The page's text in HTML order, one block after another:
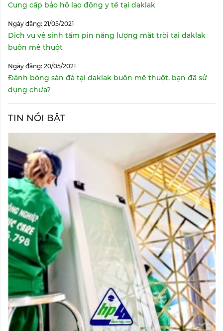
Cung cấp bảo hộ lao động y tế tại daklak
Ngày đăng: 21/05/2021
Dịch vụ vệ sinh tấm pin năng lượng mặt trời tại daklak
buôn mê thuột
Ngày đăng: 20/05/2021
Đánh bóng sàn đá tại daklak buôn mê thuột, bạn đã sử
dụng chưa?
TIN NỔI BẬT